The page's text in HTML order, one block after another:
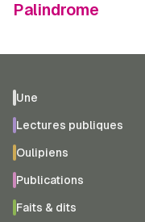
Palindrome
Une
Lectures publiques
Oulipiens
Publications
Faits & dits